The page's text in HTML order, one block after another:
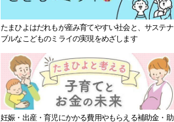
たまひよはだれもが産み育てやすい社会と、サステナ
ブルなこどものミライの実現をめざします
妊娠・出産・育児にかかる費用やもらえる補助金・助